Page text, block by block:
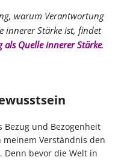
warum Verantwortung
innerer Stärke ist, findet
als Quelle innerer Stärke.
Bezug und Bezogenheit
meinem Verständnis den
Denn bevor die Welt in